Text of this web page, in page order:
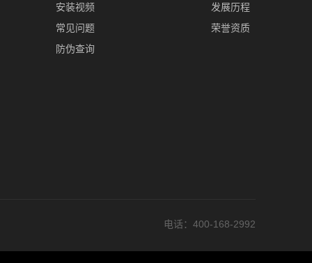
安装视频
常见问题
防伪查询
发展历程
荣誉资质
电话：400-168-2992